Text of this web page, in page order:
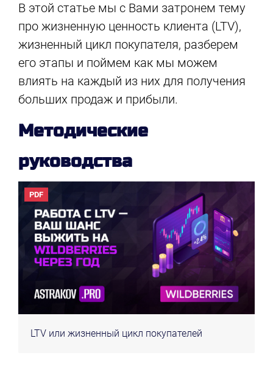
В этой статье мы с Вами затронем тему
про жизненную ценность клиента (LTV),
жизненный цикл покупателя, разберем
его этапы и поймем как мы можем
влиять на каждый из них для получения
больших продаж и прибыли.
Методические
руководства
PDF
LTV или жизненный цикл покупателей